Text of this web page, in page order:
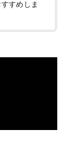
すめしま